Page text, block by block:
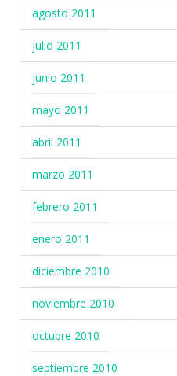
agosto 2011
julio 2011
junio 2011
mayo 2011
abril 2011
marzo 2011
febrero 2011
enero 2011
diciembre 2010
noviembre 2010
octubre 2010
septiembre 2010